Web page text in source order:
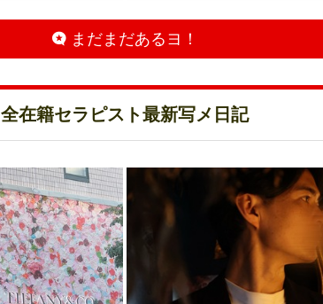
まだまだあるヨ！
全在籍セラピスト最新写メ日記